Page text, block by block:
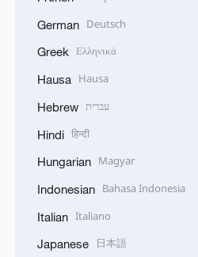
German Deutsch
Greek Ελληνικά
Hausa Hausa
Hebrew עברית
Hindi हिन्दी
Hungarian Magyar
Indonesian Bahasa Indonesia
Italian Italiano
Japanese 日本語